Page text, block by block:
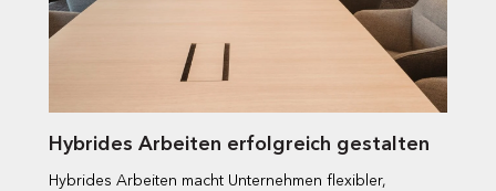
Hybrides Arbeiten erfolgreich gestalten
Hybrides Arbeiten macht Unternehmen flexibler,